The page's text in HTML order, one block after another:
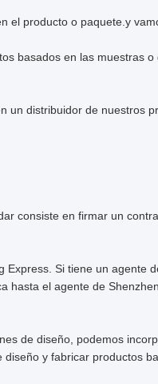
el producto o paquete.y
basados en las muestras o
un distribuidor de nuestros
consiste en firmar un
Express. Si tiene un agente
hasta el agente de
de diseño, podemos
y fabricar productos